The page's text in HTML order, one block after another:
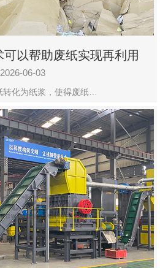
以帮助废纸实现再利用
2026-06-03
化为纸浆，使得废纸…